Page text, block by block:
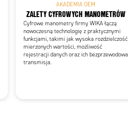
AKADEMIA OEM
ZALETY CYFROWYCH MANOMETRÓW
Cyfrowe manometry firmy WIKA łączą
nowoczesną technologię z praktycznymi
funkcjami, takimi jak wysoka rozdzielczość
mierzonych wartości, możliwość
rejestracji danych oraz ich bezprzewodowa
transmisja.